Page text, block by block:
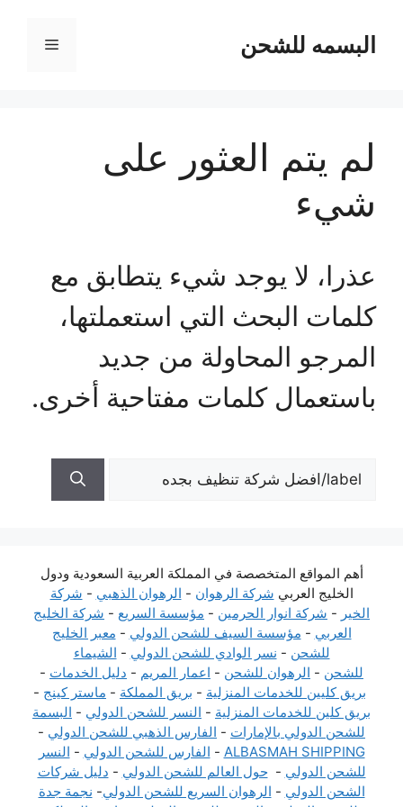
المحتوىالبسمه للشحن القائمة
لم يتم العثور على
شيء
عذرا، لا يوجد شيء يتطابق مع
كلمات البحث التي استعملتها،
المرجو المحاولة من جديد
باستعمال كلمات مفتاحية أخرى.
البحث
عن:
أهم المواقع المتخصصة في المملكة العربية السعودية ودول
الخليج العربي شركة الرهوان - الرهوان الذهبي - شركة
الخير - شركة انوار الحرمين - مؤسسة السريع - شركة الخليج
العربي - مؤسسة السيف للشحن الدولي - معبر الخليج
للشحن - نسر الوادي للشحن الدولي - الشيماء
للشحن - الرهوان للشحن - اعمار المريم - دليل الخدمات -
بريق كليين للخدمات المنزلية - بريق المملكة - ماستر كينج -
بريق كلين للخدمات المنزلية - النسر للشحن الدولي - البسمة
للشحن الدولي بالإمارات - الفارس الذهبي للشحن الدولي -
ALBASMAH SHIPPING
- الفارس للشحن الدولي - النسر
للشحن الدولي -حول العالم للشحن الدولي - دليل شركات
الشحن الدولي - الرهوان السريع للشحن الدولي- نجمة جدة